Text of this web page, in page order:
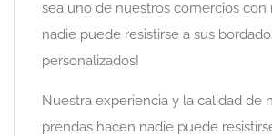
sea uno de nuestros comercios con
nadie puede resistirse a sus
personalizados!
Nuestra experiencia y la calidad de
prendas hacen nadie puede